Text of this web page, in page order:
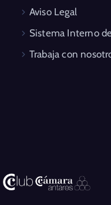
Aviso Legal
Sistema Interno
Trabaja con